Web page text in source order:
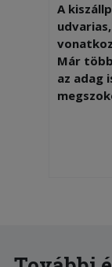
A
Már
az adag